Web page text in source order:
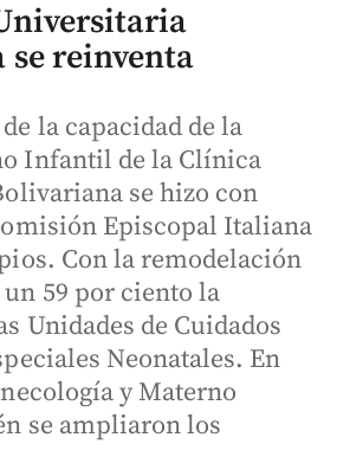
reinventa
la capacidad de la
Infantil de la Clínica
se hizo con
Episcopal Italiana
Con la remodelación
59 por ciento la
Unidades de Cuidados
Neonatales. En
y Materno
se ampliaron los